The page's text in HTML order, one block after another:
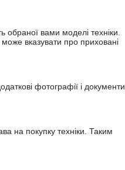
обраної вами моделі техніки.
вказувати про приховані
фотографії і документи
на покупку техніки. Таким